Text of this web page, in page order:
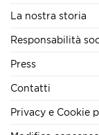
La nostra storia
Responsabilità
Press
Contatti
Privacy e Cookie